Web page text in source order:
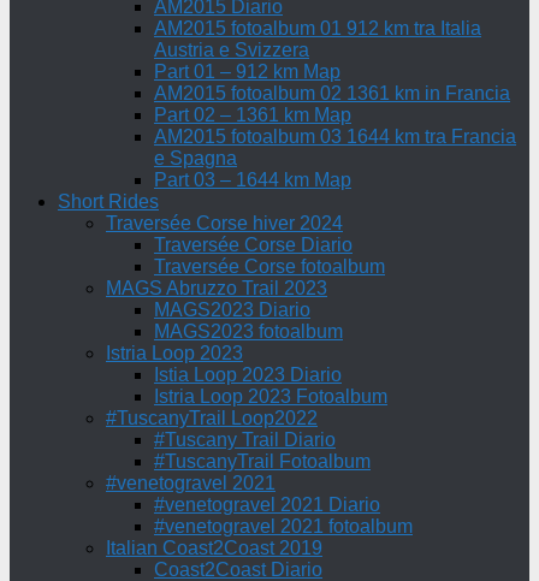
AM2015 Diario
AM2015 fotoalbum 01 912 km tra Italia
Austria e Svizzera
Part 01 – 912 km Map
AM2015 fotoalbum 02 1361 km in Francia
Part 02 – 1361 km Map
AM2015 fotoalbum 03 1644 km tra Francia
e Spagna
Part 03 – 1644 km Map
Short Rides
Traversée Corse hiver 2024
Traversée Corse Diario
Traversée Corse fotoalbum
MAGS Abruzzo Trail 2023
MAGS2023 Diario
MAGS2023 fotoalbum
Istria Loop 2023
Istia Loop 2023 Diario
Istria Loop 2023 Fotoalbum
#TuscanyTrail Loop2022
#Tuscany Trail Diario
#TuscanyTrail Fotoalbum
#venetogravel 2021
#venetogravel 2021 Diario
#venetogravel 2021 fotoalbum
Italian Coast2Coast 2019
Coast2Coast Diario